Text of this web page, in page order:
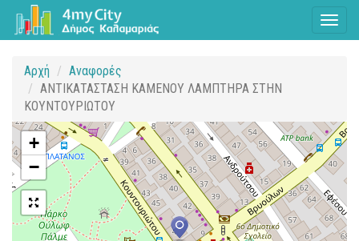
Αρχή
Αναφορές
ΑΝΤΙΚΑΤΑΣΤΑΣΗ ΚΑΜΕΝΟΥ ΛΑΜΠΤΗΡΑ ΣΤΗΝ
ΚΟΥΝΤΟΥΡΙΩΤΟΥ
+
−